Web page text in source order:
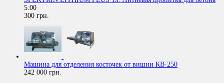
5.00
300 грн.
Машина для отделения косточек от вишни КВ-250
242 000 грн.